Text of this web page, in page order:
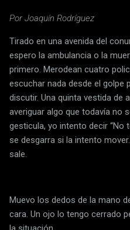
Por Joaquín Rodríguez
Tirado en una avenida del
espero la ambulancia o la
primero. Merodean cuatro
escuchar nada desde el golpe
discutir. Una quinta vestida de
averiguar algo que todavía no
gesticula, yo intento decir “No
se desgarra si la intento
sale.
Muevo los dedos de la mano
cara. Un ojo lo tengo cerrado